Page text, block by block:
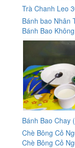
Trà Chanh Leo
Bánh bao Nhân
Bánh Bao
Bánh Bao Chay
Chè Bông Cỏ
Chè Bông Cỏ